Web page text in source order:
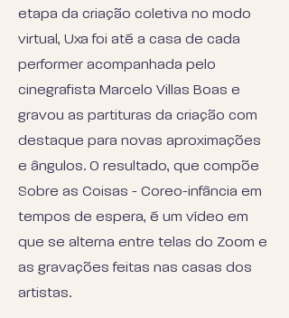
etapa da criação coletiva no modo
virtual, Uxa foi até a casa de cada
performer acompanhada pelo
cinegrafista Marcelo Villas Boas e
gravou as partituras da criação com
destaque para novas aproximações
e ângulos. O resultado, que compõe
Sobre as Coisas - Coreo-infância em
tempos de espera, é um vídeo em
que se alterna entre telas do Zoom e
as gravações feitas nas casas dos
artistas.